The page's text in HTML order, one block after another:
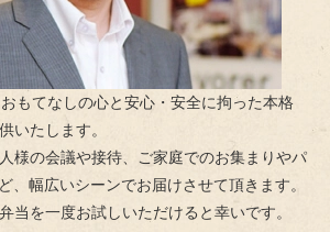
もてなしの心と安心・安全に拘った本格
いたします。
様の会議や接待、ご家庭でのお集まりやパ
、幅広いシーンでお届けさせて頂きます。
当を一度お試しいただけると幸いです。